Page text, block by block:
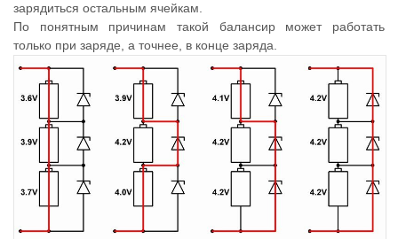
зарядиться остальным ячейкам.
По понятным причинам такой балансир может работать
только при заряде, а точнее, в конце заряда.